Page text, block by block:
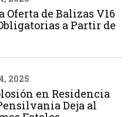
Oferta de Balizas V16
a Partir de
2025
en Residencia
Deja al